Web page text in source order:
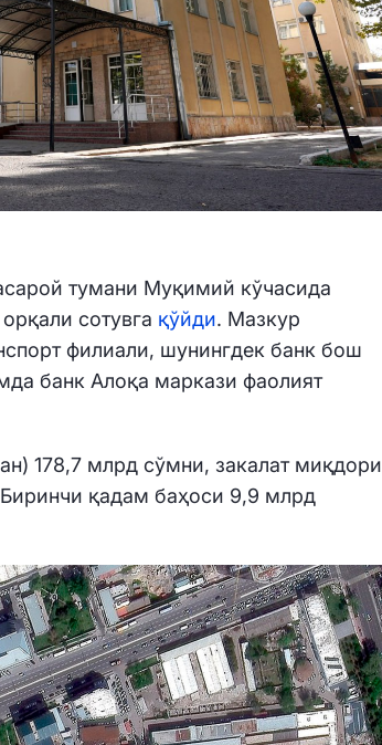
тумани Муқимий кўчасида
сотувга қўйди. Мазкур
филиали, шунингдек банк бош
банк Алоқа маркази фаолият
178,7 млрд сўмни, закалат миқдори
қадам баҳоси 9,9 млрд